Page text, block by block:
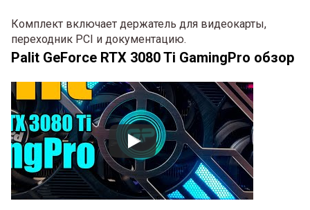
Комплект включает держатель для видеокарты,
переходник PCI и документацию.
Palit GeForce RTX 3080 Ti GamingPro обзор